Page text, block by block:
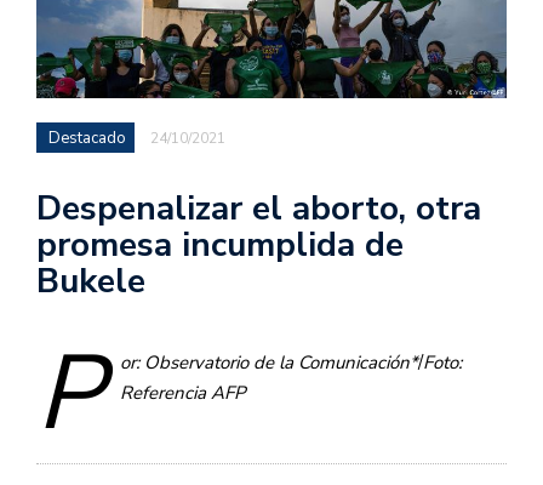
Destacado 24/10/2021
Despenalizar el aborto, otra
promesa incumplida de
Bukele
P or: Observatorio de la Comunicación*/Foto:
Referencia AFP